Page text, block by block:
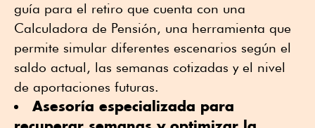
guía para el retiro que cuenta con una
Calculadora de Pensión, una herramienta que
permite simular diferentes escenarios según el
saldo actual, las semanas cotizadas y el nivel
de aportaciones futuras.
Asesoría especializada para